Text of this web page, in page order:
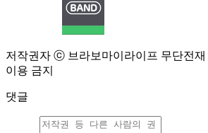
저작권자 ⓒ 브라보마이라이프 무단전
이용 금지
댓글